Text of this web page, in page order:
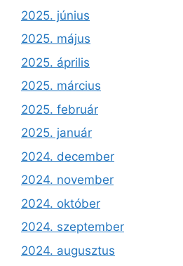
2025. június
2025. május
2025. április
2025. március
2025. február
2025. január
2024. december
2024. november
2024. október
2024. szeptember
2024. augusztus